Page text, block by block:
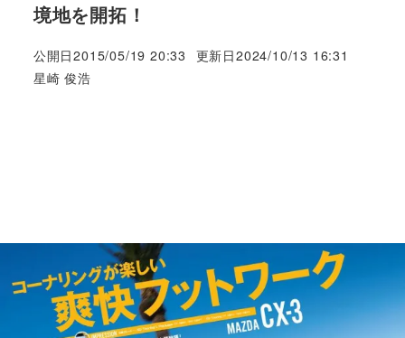
境地を開拓！
公開日2015/05/19 20:33 更新日2024/10/13 16:31
著
星崎 俊浩